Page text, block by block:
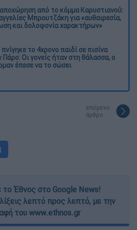
από το κόμμα Καρυστιανού:
Μπρουτζάκη για «αυθαιρεσία,
και δολοφονία χαρακτήρων»
το 4χρονο παιδί σε πισίνα
Πάρο: Οι γονείς ήταν στη θάλασσα, ο
έπεσε να το σώσει
επόμενο
άρθρο
το Έθνος στο Google News!
λεπτό προς λεπτό, με την
του www.ethnos.gr